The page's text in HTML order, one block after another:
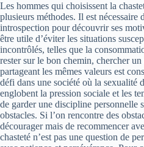
Les hommes qui choisissent la
plusieurs méthodes. Il est nécessaire
introspection pour découvrir ses
être utile d’éviter les situations
incontrôlés, telles que la
rester sur le bon chemin, chercher
partageant les mêmes valeurs est
défi dans une société où la sexualité
englobent la pression sociale et les
de garder une discipline personnelle
obstacles. Si l’on rencontre des
décourager mais de recommencer
chasteté n’est pas une question de